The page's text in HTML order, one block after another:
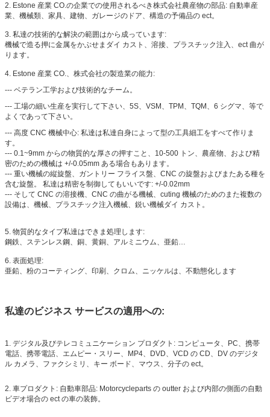
2. Estone 産業 CO.の企業での使用されるべき株式会社農産物の部品: 自動車産
業、機械類、家具、建物、ガレージのドア、構造の予備品の ect。
3. 私達の技術的な解決の範囲はから成っています:
機械で造る押に金属をかぶせまダイ カスト、溶接、プラスチック注入、ect 曲が
ります。
4. Estone 産業 CO.、株式会社の製造業の能力:
--- ベテラン工学および技術的なチーム。
--- 工場の細い生産を実行して下さい、5S、VSM、TPM、TQM、6 シグマ、等で
よくであって下さい。
--- 高度 CNC 機械中心: 私達は私達自身によって型の工具細工をすべて作りま
す。
--- 0.1~9mm からの物質的な厚さの押すこと、10-500 トン、農産物、および精
密のための機械は +/-0.05mm ある場合もあります。
--- 重い機械の縦旋盤、ガントリー フライス盤、CNC の旋盤およびまたある種を
含む旋盤。 私達は精密を制御してもいいです: +/-0.02mm
--- そして CNC の溶接機、CNC の曲がる機械、cuting 機械のためのまた複数の
設備は、機械、プラスチック注入機械、鋭い機械ダイ カスト。
5. 物質的なタイプ私達はできま処理します:
鋼鉄、ステンレス鋼、銅、黄銅、アルミニウム、亜鉛…
6. 表面処理:
亜鉛、粉のコーティング、印刷、クロム、ニッケルは、不動態化します
私達のビジネス サービスの適用への:
1. デジタル及びテレコミュニケーション プロダクト: コンピュータ、PC、携帯
電話、携帯電話、エムピー・スリー、MP4、DVD、VCD の CD、DV のデジタ
ル カメラ、ファクシミリ、キー ボード、マウス、分子の ect。
2. 車プロダクト: 自動車部品: Motorcycleparts の outter および内部の側面の自動
ビデオ場合の ect の車の装飾。